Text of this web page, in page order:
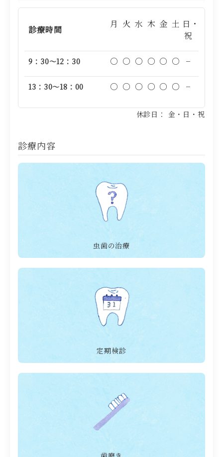
診療時間
月 火 水 木 金 土 日・
祝
9：30～12：30 ○ ○ ○ ○ ○ ○ −
13：30～18：00 ○ ○ ○ ○ ○ ○ −
休診日： 金・日・祝
診療内容
虫歯の治療
定期検診